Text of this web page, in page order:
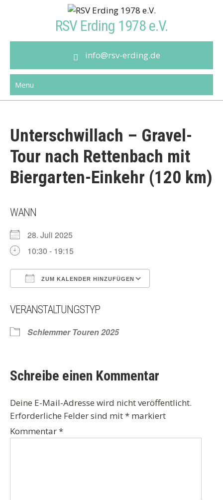
RSV Erding 1978 e.V.
info@rsv-erding.de
Menu
Unterschwillach – Gravel-
Tour nach Rettenbach mit
Biergarten-Einkehr (120 km)
WANN
28. Juli 2025
10:30 - 19:15
ZUM KALENDER HINZUFÜGEN
VERANSTALTUNGSTYP
Schlemmer Touren 2025
Schreibe einen Kommentar
Deine E-Mail-Adresse wird nicht veröffentlicht.
Erforderliche Felder sind mit* markiert
Kommentar*